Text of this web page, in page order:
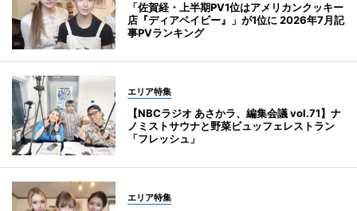
「佐賀経・上半期PV1位はアメリカンクッキー
店『ディアベイビー』」が1位に 2026年7月記
事PVランキング
エリア特集
【NBCラジオ あさかラ、編集会議 vol.71】ナ
ノミストサウナと野菜ビュッフェレストラン
「フレッシュ」
エリア特集